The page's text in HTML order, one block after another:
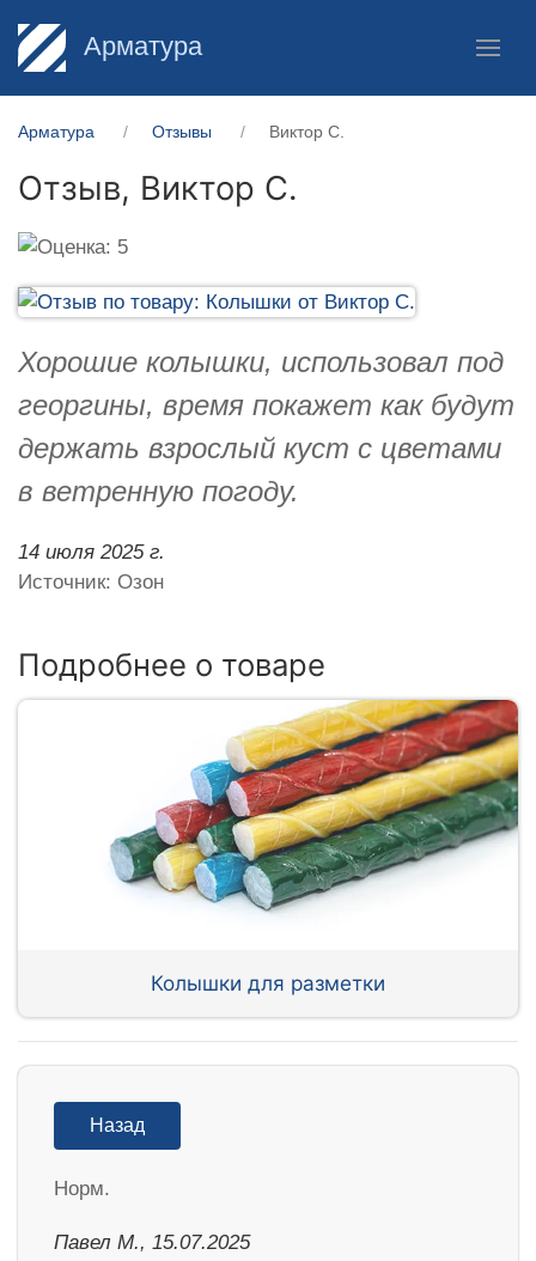
Арматура
Арматура Отзывы Виктор С.
Отзыв, Виктор С.
Хорошие колышки, использовал под
георгины, время покажет как будут
держать взрослый куст с цветами
в ветренную погоду.
14 июля 2025 г.
Источник: Озон
Подробнее о товаре
Колышки для разметки
Назад
Норм.
Павел М., 15.07.2025